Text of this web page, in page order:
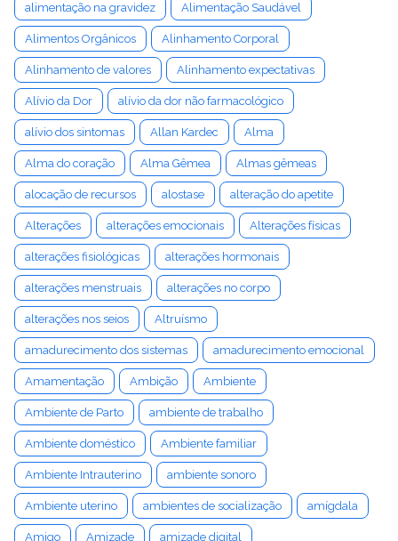
alimentação na gravidez Alimentação Saudável
Alimentos Orgânicos Alinhamento Corporal
Alinhamento de valores Alinhamento expectativas
Alívio da Dor alívio da dor não farmacológico
alívio dos sintomas Allan Kardec Alma
Alma do coração Alma Gêmea Almas gêmeas
alocação de recursos alostase alteração do apetite
Alterações alterações emocionais Alterações físicas
alterações fisiológicas alterações hormonais
alterações menstruais alterações no corpo
alterações nos seios Altruísmo
amadurecimento dos sistemas amadurecimento emocional
Amamentação Ambição Ambiente
Ambiente de Parto ambiente de trabalho
Ambiente doméstico Ambiente familiar
Ambiente Intrauterino ambiente sonoro
Ambiente uterino ambientes de socialização amígdala
Amigo Amizade amizade digital